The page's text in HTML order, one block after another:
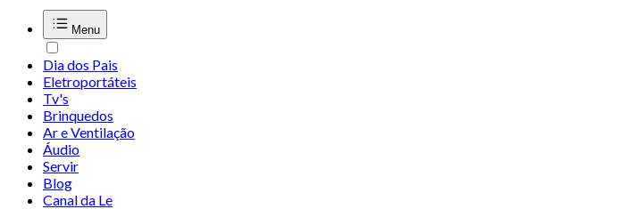
Menu
Dia dos Pais
Eletroportáteis
Tv's
Brinquedos
Ar e Ventilação
Áudio
Servir
Blog
Canal da Le